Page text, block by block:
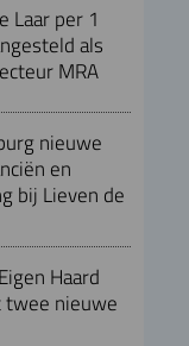
Laar per 1
als
MRA
nieuwe
en
bij Lieven de
Haard
nieuwe